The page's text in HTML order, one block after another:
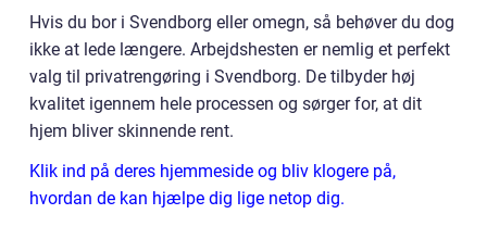
Hvis du bor i Svendborg eller omegn, så behøver du dog
ikke at lede længere. Arbejdshesten er nemlig et perfekt
valg til privatrengøring i Svendborg. De tilbyder høj
kvalitet igennem hele processen og sørger for, at dit
hjem bliver skinnende rent.
Klik ind på deres hjemmeside og bliv klogere på,
hvordan de kan hjælpe dig lige netop dig.